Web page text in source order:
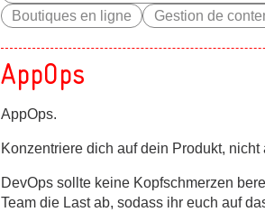
Boutiques en ligne
Gestion de
AppOps
AppOps.
Konzentriere dich auf dein Produkt, nicht
DevOps sollte keine Kopfschmerzen
Team die Last ab, sodass ihr euch auf